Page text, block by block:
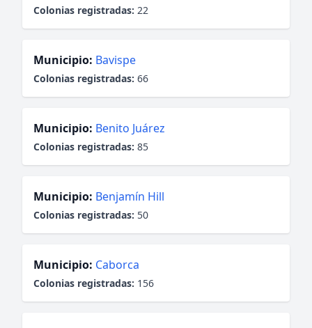
Colonias registradas: 22
Municipio: Bavispe
Colonias registradas: 66
Municipio: Benito Juárez
Colonias registradas: 85
Municipio: Benjamín Hill
Colonias registradas: 50
Municipio: Caborca
Colonias registradas: 156